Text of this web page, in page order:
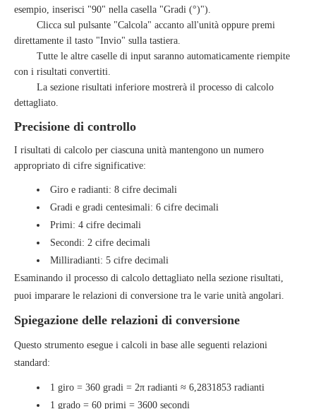
esempio, inserisci "90" nella casella "Gradi (°)").
Clicca sul pulsante "Calcola" accanto all'unità oppure premi
direttamente il tasto "Invio" sulla tastiera.
Tutte le altre caselle di input saranno automaticamente riempite
con i risultati convertiti.
La sezione risultati inferiore mostrerà il processo di calcolo
dettagliato.
Precisione di controllo
I risultati di calcolo per ciascuna unità mantengono un numero
appropriato di cifre significative:
Giro e radianti: 8 cifre decimali
Gradi e gradi centesimali: 6 cifre decimali
Primi: 4 cifre decimali
Secondi: 2 cifre decimali
Milliradianti: 5 cifre decimali
Esaminando il processo di calcolo dettagliato nella sezione risultati,
puoi imparare le relazioni di conversione tra le varie unità angolari.
Spiegazione delle relazioni di conversione
Questo strumento esegue i calcoli in base alle seguenti relazioni
standard:
1 giro = 360 gradi = 2π radianti ≈ 6,2831853 radianti
1 grado = 60 primi = 3600 secondi